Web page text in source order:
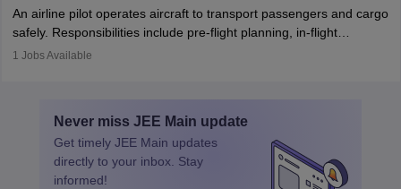
protect employees and maintain safe environments.
An airline pilot operates aircraft to transport passengers and cargo
safely. Responsibilities include pre-flight planning, in-flight
operations, team collaboration, and post-flight duties. Pilots work
specialized training and adaptability.
1 Jobs Available
Never miss JEE Main update
Get timely JEE Main updates
directly to your inbox. Stay
informed!